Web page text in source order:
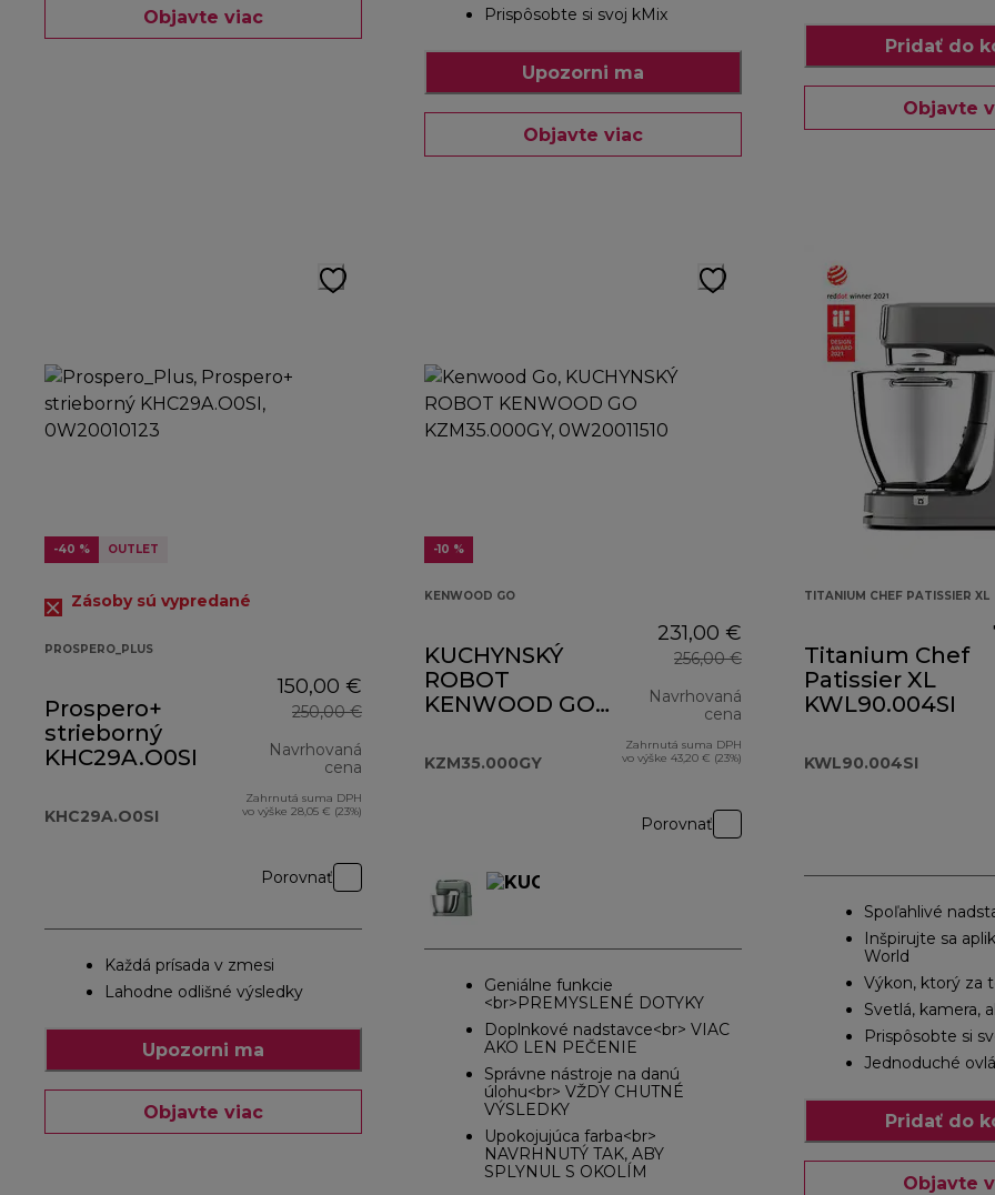
Objavte viac
Prispôsobte si svoj kMix
Upozorni ma
Objavte viac
Pridať do
Objavte
-40 % OUTLET
Zásoby sú vypredané
PROSPERO_PLUS
Prospero+
strieborný
KHC29A.O0SI
KHC29A.O0SI
150,00 €
250,00 €
Navrhovaná
cena
Zahrnutá suma DPH
vo výške 28,05 € (23%)
Porovnať
Každá prísada v zmesi
Lahodne odlišné výsledky
Upozorni ma
Objavte viac
-10 %
KENWOOD GO
KUCHYNSKÝ
ROBOT
KENWOOD GO
KZM35.000GY
231,00 €
256,00 €
Navrhovaná
cena
Zahrnutá suma DPH
vo výške 43,20 € (23%)
Porovnať
Geniálne funkcie
<br>PREMYSLENÉ DOTYKY
Doplnkové nadstavce<br> VIAC
AKO LEN PEČENIE
Správne nástroje na danú
úlohu<br> VŽDY CHUTNÉ
VÝSLEDKY
Upokojujúca farba<br>
NAVRHNUTÝ TAK, ABY
SPLYNUL S OKOLÍM
TITANIUM CHEF PATISSIER XL
Titanium Chef
Patissier XL
KWL90.004SI
KWL90.004SI
Spoľahlivé
Inšpirujte sa
World
Výkon, ktorý za
Svetlá, kamera,
Prispôsobte si
Jednoduché
Pridať do
Objavte